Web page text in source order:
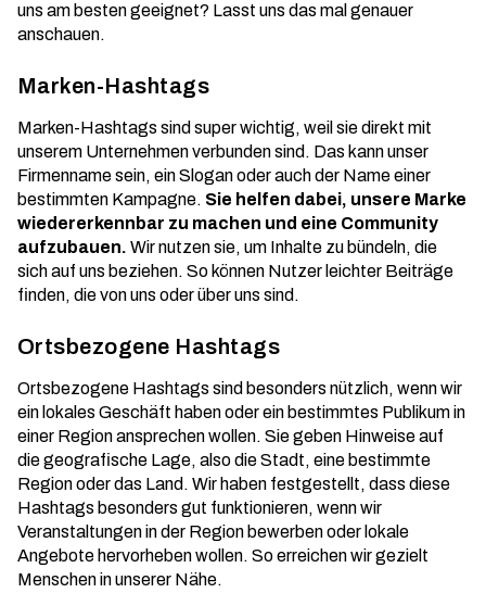
uns am besten geeignet? Lasst uns das mal genauer
anschauen.
Marken-Hashtags
Marken-Hashtags sind super wichtig, weil sie direkt mit
unserem Unternehmen verbunden sind. Das kann unser
Firmenname sein, ein Slogan oder auch der Name einer
bestimmten Kampagne. Sie helfen dabei, unsere Marke
wiedererkennbar zu machen und eine Community
aufzubauen. Wir nutzen sie, um Inhalte zu bündeln, die
sich auf uns beziehen. So können Nutzer leichter Beiträge
finden, die von uns oder über uns sind.
Ortsbezogene Hashtags
Ortsbezogene Hashtags sind besonders nützlich, wenn wir
ein lokales Geschäft haben oder ein bestimmtes Publikum in
einer Region ansprechen wollen. Sie geben Hinweise auf
die geografische Lage, also die Stadt, eine bestimmte
Region oder das Land. Wir haben festgestellt, dass diese
Hashtags besonders gut funktionieren, wenn wir
Veranstaltungen in der Region bewerben oder lokale
Angebote hervorheben wollen. So erreichen wir gezielt
Menschen in unserer Nähe.